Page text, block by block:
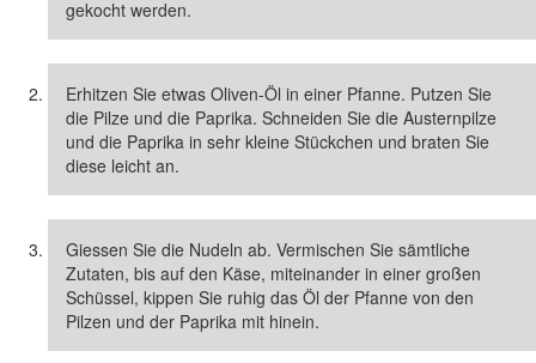
gekocht werden.
Erhitzen Sie etwas Oliven-Öl in einer Pfanne. Putzen Sie
die Pilze und die Paprika. Schneiden Sie die Austernpilze
und die Paprika in sehr kleine Stückchen und braten Sie
diese leicht an.
Giessen Sie die Nudeln ab. Vermischen Sie sämtliche
Zutaten, bis auf den Käse, miteinander in einer großen
Schüssel, kippen Sie ruhig das Öl der Pfanne von den
Pilzen und der Paprika mit hinein.